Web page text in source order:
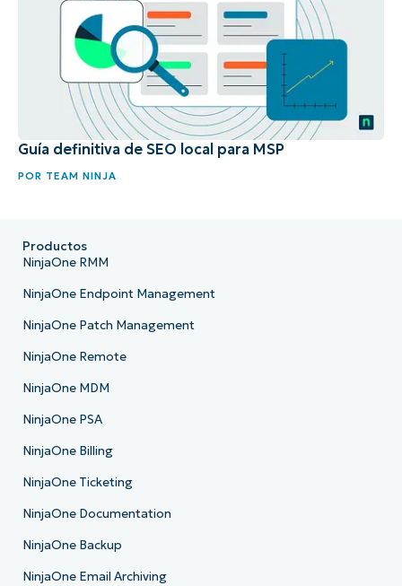
Guía definitiva de SEO local para MSP
POR TEAM NINJA
Productos
NinjaOne RMM
NinjaOne Endpoint Management
NinjaOne Patch Management
NinjaOne Remote
NinjaOne MDM
NinjaOne PSA
NinjaOne Billing
NinjaOne Ticketing
NinjaOne Documentation
NinjaOne Backup
NinjaOne Email Archiving